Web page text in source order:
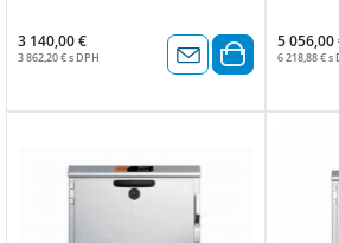
vysoko tepelne odolného silikónu. •
Bezpečnostný termostat pre priestor
rúry. • Zásuvky s rozmermi GN 1/1,
výškou 150 mm . Kapacita: 3x zásuvka -
3 140,00 €
3 862,20 € s DPH
5 056,00
6 218,88 € s